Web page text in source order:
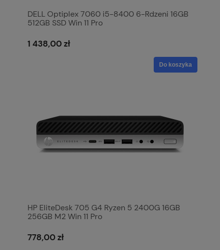
DELL Optiplex 7060 i5-8400 6-Rdzeni 16GB
512GB SSD Win 11 Pro
1 438,00 zł
Do koszyka
HP EliteDesk 705 G4 Ryzen 5 2400G 16GB
256GB M2 Win 11 Pro
778,00 zł